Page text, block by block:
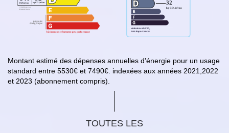
Montant estimé des dépenses annuelles d'énergie pour un usage
standard entre 5530€ et 7490€. indexées aux années 2021,2022
et 2023 (abonnement compris).
TOUTES LES